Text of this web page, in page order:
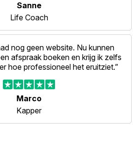
Sanne
Life Coach
nog geen website. Nu kunnen
afspraak boeken en krijg ik zelfs
hoe professioneel het eruitziet.”
Marco
Kapper